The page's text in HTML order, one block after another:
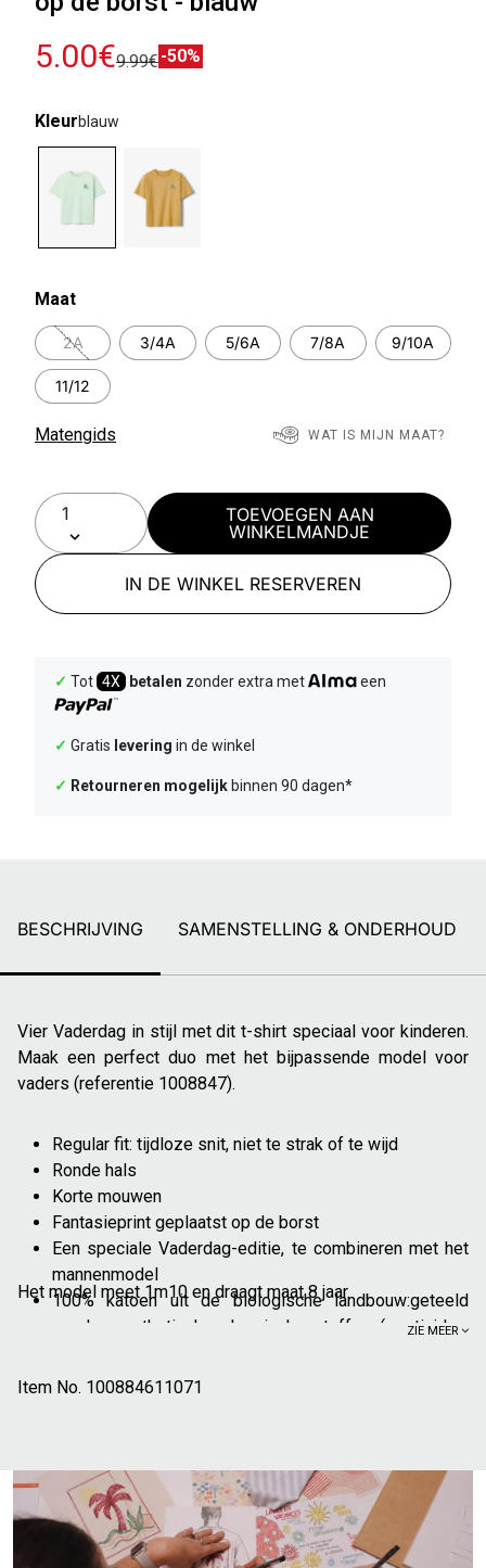
5.00€9.99€-50%
Kleurblauw
Maat
2A 3/4A 5/6A 7/8A 9/10A
11/12
Matengids WAT IS MIJN MAAT?
TOEVOEGEN AAN
WINKELMANDJE
IN DE WINKEL RESERVEREN
✓ Tot 4X betalen zonder extra met een
✓ Gratis levering in de winkel
✓ Retourneren mogelijk binnen 90 dagen*
BESCHRIJVING SAMENSTELLING & ONDERHOUD
Vier Vaderdag in stijl met dit t-shirt speciaal voor kinderen.
Maak een perfect duo met het bijpassende model voor
vaders (referentie 1008847).
Regular fit: tijdloze snit, niet te strak of te wijd
Ronde hals
Korte mouwen
Fantasieprint geplaatst op de borst
Een speciale Vaderdag-editie, te combineren met het
mannenmodel
100% katoen uit de biologische landbouw:geteeld
zonder synthetische chemische stoffen (pesticiden,
katoenteelt maakt geen gebruik van kunstmatige
Het model meet 1m10 en draagt maat 8 jaar.
ZIE MEER
Item No. 100884611071